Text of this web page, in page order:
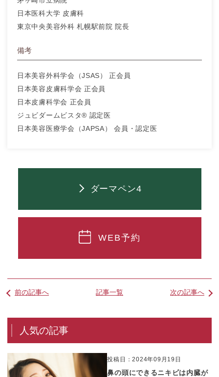
日本医科大学 皮膚科
東京中央美容外科 札幌駅前院 院長
備考
日本美容外科学会（JSAS） 正会員
日本美容皮膚科学会 正会員
日本皮膚科学会 正会員
ジュビダームビスタ® 認定医
日本美容医療学会（JAPSA） 会員・認定医
ダーマペン4
WEB予約
前の記事へ 記事一覧 次の記事へ
人気の記事
投稿日：2024年09月19日
鼻の頭にできるニキビは内臓が